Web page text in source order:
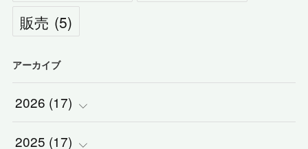
販売 (5)
アーカイブ
2026 (17)
(2)
2025 (17)